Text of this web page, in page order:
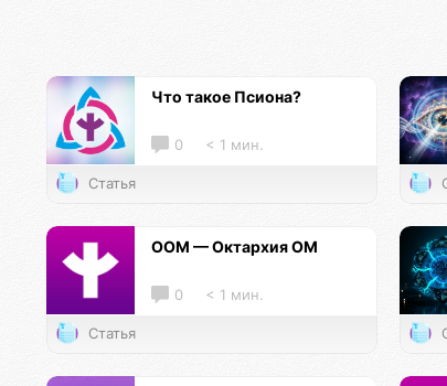
Что такое Псиона?
0 < 1 мин.
Статья
ООМ — Октархия ОМ
0 < 1 мин.
Статья